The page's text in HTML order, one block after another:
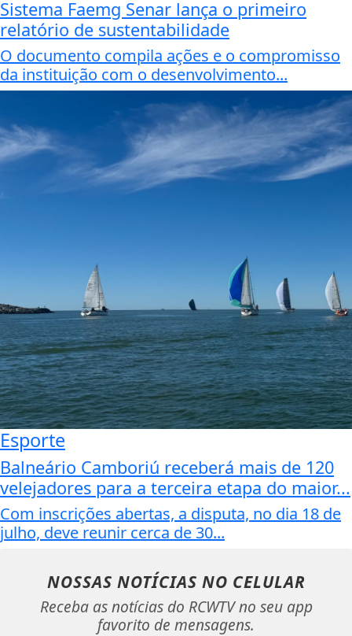
Sistema Faemg Senar lança o primeiro
relatório de sustentabilidade
O documento compila ações e o compromisso
da instituição com o desenvolvimento...
Esporte
Balneário Camboriú receberá mais de 120
velejadores para a terceira etapa do maior...
Com inscrições abertas, a disputa, no dia 18 de
julho, deve reunir cerca de 30...
NOSSAS NOTÍCIAS NO CELULAR
Receba as notícias do RCWTV no seu app
favorito de mensagens.